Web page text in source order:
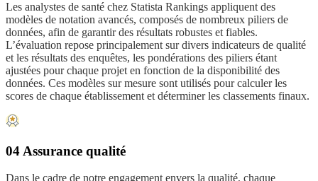
Les analystes de santé chez Statista Rankings appliquent des
modèles de notation avancés, composés de nombreux piliers de
données, afin de garantir des résultats robustes et fiables.
L’évaluation repose principalement sur divers indicateurs de qualité
et les résultats des enquêtes, les pondérations des piliers étant
ajustées pour chaque projet en fonction de la disponibilité des
données. Ces modèles sur mesure sont utilisés pour calculer les
scores de chaque établissement et déterminer les classements finaux.
04 Assurance qualité
Dans le cadre de notre engagement envers la qualité, chaque